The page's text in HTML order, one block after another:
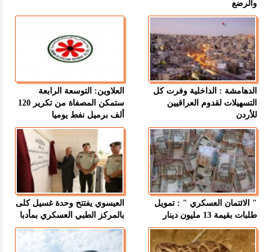
والرضع
الدهامشة : الداخلية وفرت كل
التسهيلات لقدوم العراقيين
للأردن
العلاوين: التوسعة الرابعة
ستمكن المصفاة من تكرير 120
ألف برميل نفط يوميا
" الائتمان العسكري " : تمويل
طلبات بقيمة 13 مليون دينار
العيسوي يفتتح وحدة غسيل كلى
بالمركز الطبي العسكري بمأدبا